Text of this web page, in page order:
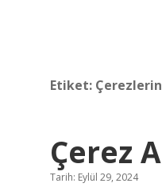
Etiket:
Çerez
Tarih: Eylül 29, 2024